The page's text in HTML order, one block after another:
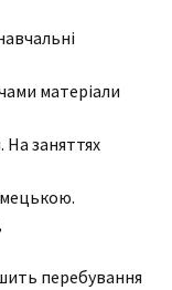
матеріали
На заняттях
перебування